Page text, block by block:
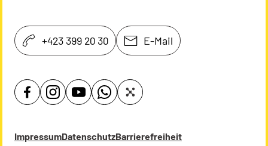
+423 399 20 30 E-Mail
ImpressumDatenschutzBarrierefreiheit